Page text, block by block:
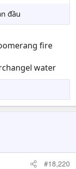
đầu
fire
water
#18,220